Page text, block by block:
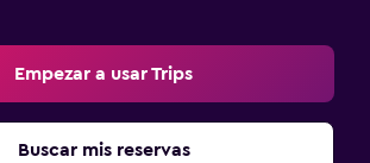
Empezar a usar Trips
Buscar mis reservas